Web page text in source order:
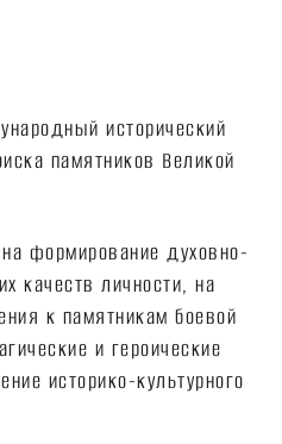
исторический
памятников Великой
формирование духовно-
качеств личности, на
к памятникам боевой
и героические
историко-культурного